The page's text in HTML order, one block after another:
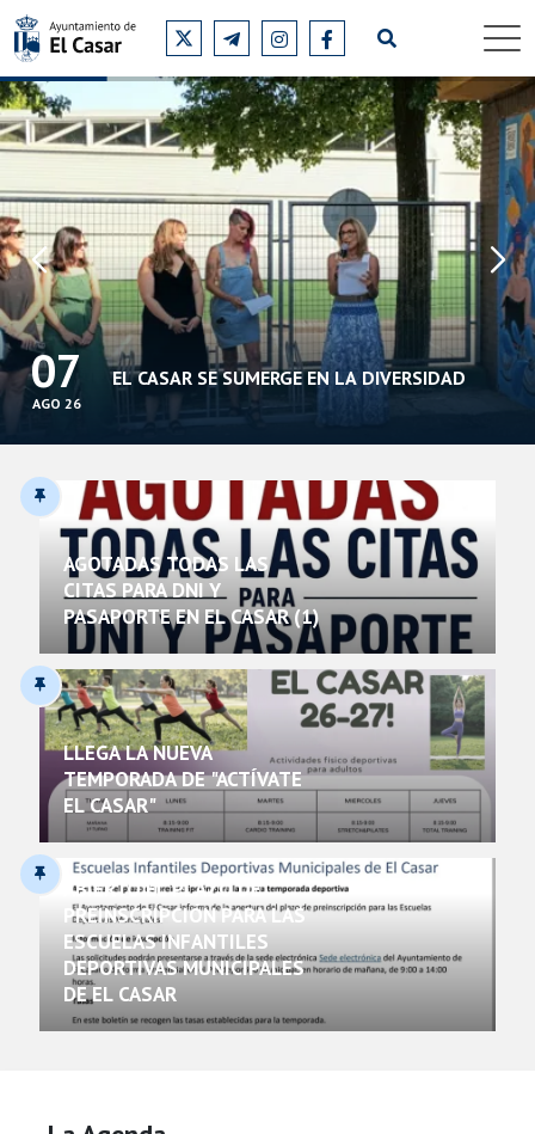
07
AGO 26
EL CASAR SE SUMERGE EN LA DIVERSIDAD
AGOTADAS TODAS LAS
CITAS PARA DNI Y
PASAPORTE EN EL CASAR (1)
LLEGA LA NUEVA
TEMPORADA DE "ACTÍVATE
EL CASAR"
ABIERTO EL PLAZO DE
PREINSCRIPCIÓN PARA LAS
ESCUELAS INFANTILES
DEPORTIVAS MUNICIPALES
DE EL CASAR